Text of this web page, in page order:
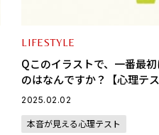
LIFESTYLE
Qこのイラストで、一番最
のはなんですか？【心理テ
人生で大切にしているものが
2025.02.02
本音が見える心理テスト